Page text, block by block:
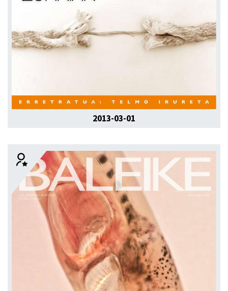
2013-03-01